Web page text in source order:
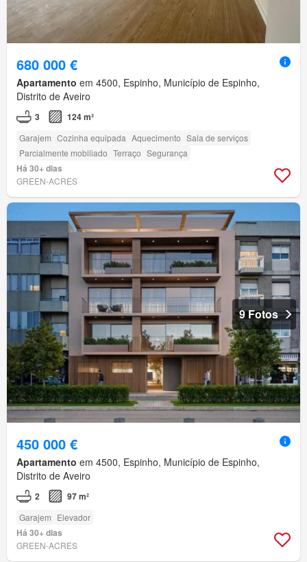
680 000 €
Apartamento em 4500, Espinho, Município de Espinho,
Distrito de Aveiro
3 124 m²
Garajem Cozinha equipada Aquecimento Sala de serviços
Parcialmente mobiliado Terraço Segurança
Há 30+ dias
GREEN-ACRES
9 Fotos
450 000 €
Apartamento em 4500, Espinho, Município de Espinho,
Distrito de Aveiro
2 97 m²
Garajem Elevador
Há 30+ dias
GREEN-ACRES